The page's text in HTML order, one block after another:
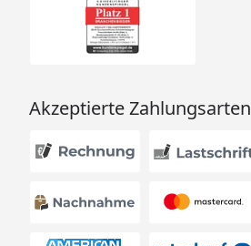
Akzeptierte Zahlungsarten